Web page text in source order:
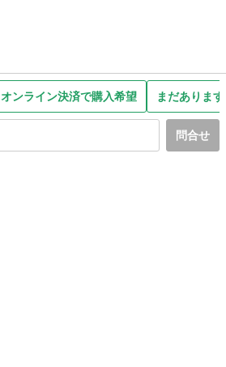
オンライン決済で購入希望 まだありま
問合せ